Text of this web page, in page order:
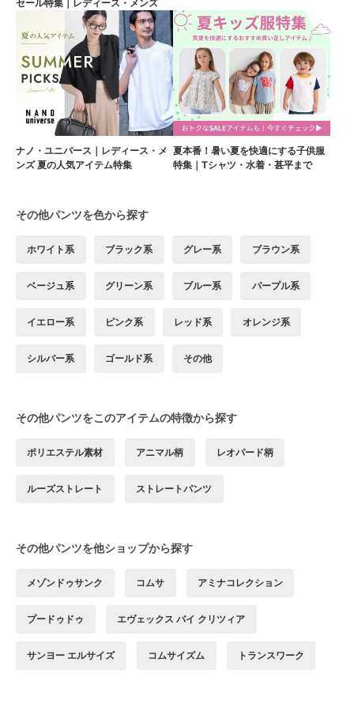
セール特集｜レディース・メンズ
ナノ・ユニバース｜レディース・メ
ンズ 夏の人気アイテム特集
夏本番！暑い夏を快適にする子供服
特集｜Tシャツ・水着・甚平まで
その他パンツを色から探す
ホワイト系 ブラック系 グレー系 ブラウン系
ベージュ系 グリーン系 ブルー系 パープル系
イエロー系 ピンク系 レッド系 オレンジ系
シルバー系 ゴールド系 その他
その他パンツをこのアイテムの特徴から探す
ポリエステル素材 アニマル柄 レオパード柄
ルーズストレート ストレートパンツ
その他パンツを他ショップから探す
メゾンドゥサンク コムサ アミナコレクション
プードゥドゥ エヴェックス バイ クリツィア
サンヨー エルサイズ コムサイズム トランスワーク